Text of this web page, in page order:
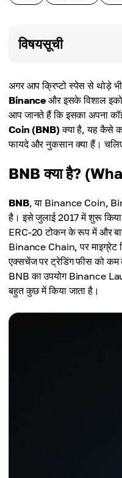
विषयसूची
अगर आप क्रिप्टो स्पेस से थोड़े
Binance और इसके विशाल
आप जानते हैं कि इसका अपना
Coin (BNB)क्या है, यह कैसे
फायदे और नुकसान क्या हैं।
BNB क्या है?
BNB, या Binance Coin,
है। इसे जुलाई 2017 में शुरू
ERC-20 टोकन के रूप में और
Binance Chain, पर
एक्सचेंज पर ट्रेडिंग फीस को कम
BNB का उपयोग Binance
बहुत कुछ में किया जाता है।